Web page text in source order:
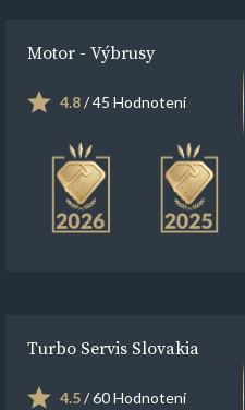
Motor - Výbrusy
4.8/ 45 Hodnotení
Turbo Servis Slovakia
4.5/ 60 Hodnotení